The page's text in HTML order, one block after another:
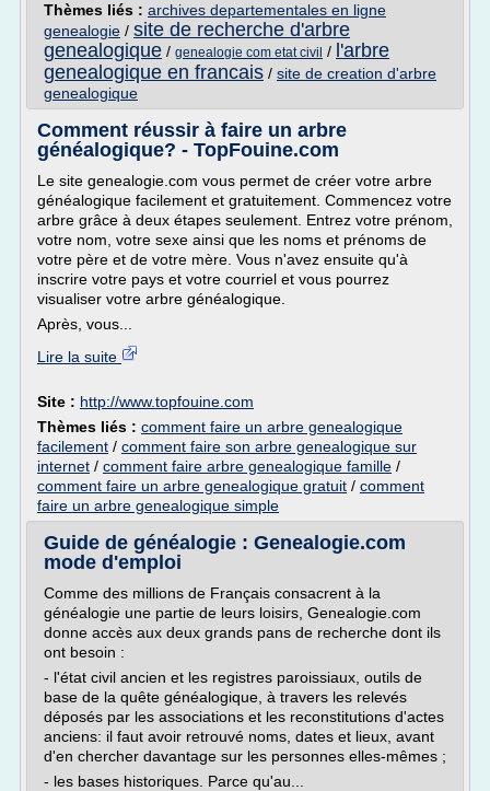
Thèmes liés : archives departementales en ligne
genealogie / site de recherche d'arbre
genealogique / genealogie com etat civil / l'arbre
genealogique en francais / site de creation d'arbre
genealogique
Comment réussir à faire un arbre
généalogique? - TopFouine.com
Le site genealogie.com vous permet de créer votre arbre
généalogique facilement et gratuitement. Commencez votre
arbre grâce à deux étapes seulement. Entrez votre prénom,
votre nom, votre sexe ainsi que les noms et prénoms de
votre père et de votre mère. Vous n'avez ensuite qu'à
inscrire votre pays et votre courriel et vous pourrez
visualiser votre arbre généalogique.
Après, vous...
Lire la suite
Site : http://www.topfouine.com
Thèmes liés : comment faire un arbre genealogique
facilement / comment faire son arbre genealogique sur
internet / comment faire arbre genealogique famille /
comment faire un arbre genealogique gratuit / comment
faire un arbre genealogique simple
Guide de généalogie : Genealogie.com
mode d'emploi
Comme des millions de Français consacrent à la
généalogie une partie de leurs loisirs, Genealogie.com
donne accès aux deux grands pans de recherche dont ils
ont besoin :
- l'état civil ancien et les registres paroissiaux, outils de
base de la quête généalogique, à travers les relevés
déposés par les associations et les reconstitutions d'actes
anciens: il faut avoir retrouvé noms, dates et lieux, avant
d'en chercher davantage sur les personnes elles-mêmes ;
- les bases historiques. Parce qu'au...